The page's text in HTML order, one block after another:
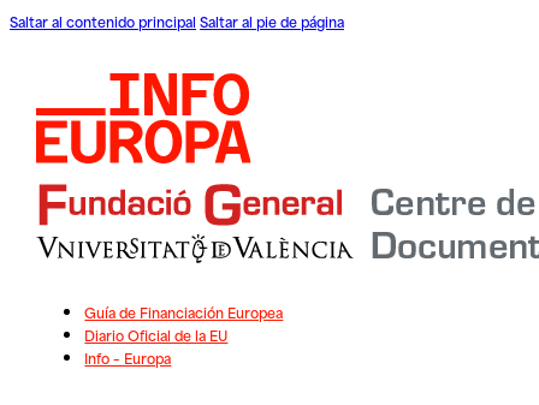
Saltar al contenido principal Saltar al pie de página
Guía de Financiación Europea
Diario Oficial de la EU
Info – Europa